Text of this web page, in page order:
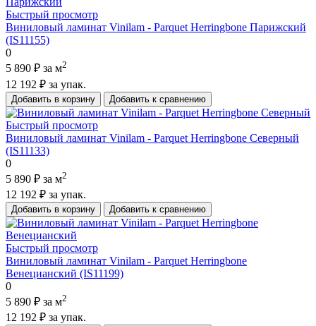
Быстрый просмотр
Виниловый ламинат Vinilam - Parquet Herringbone Парижский
(IS11155)
0
5 890 ₽ за м2
12 192 ₽ за упак.
Добавить в корзину Добавить к сравнению
Быстрый просмотр
Виниловый ламинат Vinilam - Parquet Herringbone Северный
(IS11133)
0
5 890 ₽ за м2
12 192 ₽ за упак.
Добавить в корзину Добавить к сравнению
Быстрый просмотр
Виниловый ламинат Vinilam - Parquet Herringbone
Венецианский (IS11199)
0
5 890 ₽ за м2
12 192 ₽ за упак.